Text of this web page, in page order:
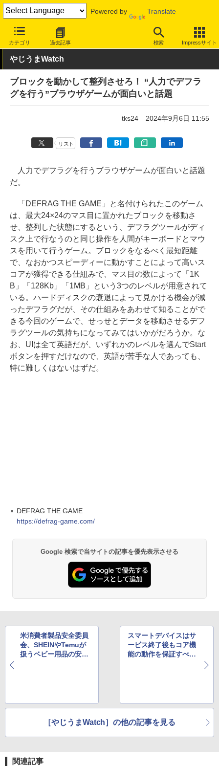
Powered by Translate
カテゴリ 過去記事 検索 Impressサイト
INTERNET Watch トピック
やじうまWatch
ブロックを動かして整列させろ！ “人力でデフラ
グを行う”ブラウザゲームが面白いと話題
tks24 2024年9月6日 11:55
リスト
人力でデフラグを行うブラウザゲームが面白いと話題
だ。
「DEFRAG THE GAME」と名付けられたこのゲーム
は、最大24×24のマス目に置かれたブロックを移動さ
せ、整列した状態にするという、デフラグツールがディ
スク上で行なうのと同じ操作を人間がキーボードとマウ
スを用いて行うゲーム。ブロックをなるべく最短距離
で、なおかつスピーディーに動かすことによって高いス
コアが獲得できる仕組みで、マス目の数によって「1K
B」「128Kb」「1MB」という3つのレベルが用意されて
いる。ハードディスクの衰退によって見かける機会が減
ったデフラグだが、その仕組みをあわせて知ることがで
きる今回のゲームで、せっせとデータを移動させるデフ
ラグツールの気持ちになってみてはいかがだろうか。な
お、UIは全て英語だが、いずれかのレベルを選んでStart
ボタンを押すだけなので、英語が苦手な人であっても、
特に難しくはないはずだ。
DEFRAG THE GAME
https://defrag-game.com/
Google 検索で当サイトの記事を優先表示させる
米消費者製品安全委員
会、SHEINやTemuが
扱うベビー用品の安全
スマートデバイスはサ
ービス終了後もコア機
能の動作を保証すべ
［やじうまWatch］の他の記事を見る
関連記事